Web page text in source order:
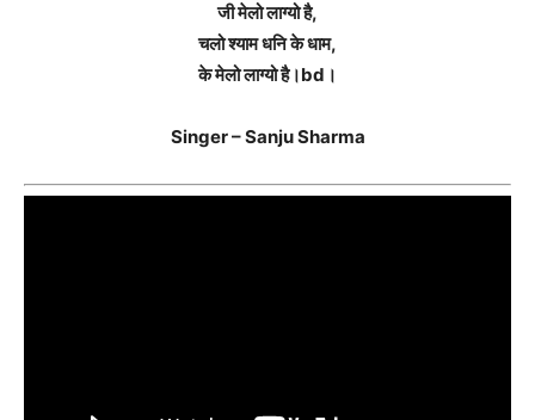
जी मेलो लाग्यो है,
चलो श्याम धनि के धाम,
के मेलो लाग्यो है।bd।
Singer – Sanju Sharma